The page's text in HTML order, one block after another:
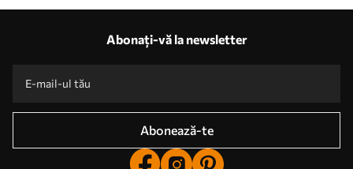
Abonați-vă la newsletter
Abonează-te